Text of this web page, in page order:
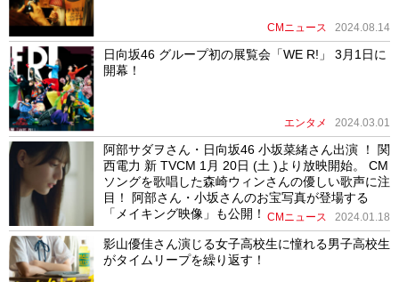
CMニュース 2024.08.14
日向坂46 グループ初の展覧会「WE R!」 3月1日に
開幕！
エンタメ 2024.03.01
阿部サダヲさん・日向坂46 小坂菜緒さん出演 ！ 関
西電力 新 TVCM 1月 20日 (土 )より放映開始。 CM
ソングを歌唱した森崎ウィンさんの優しい歌声に注
目！ 阿部さん・小坂さんのお宝写真が登場する
「メイキング映像」も公開！ CMニュース 2024.01.18
影山優佳さん演じる女子高校生に憧れる男子高校生
がタイムリープを繰り返す！